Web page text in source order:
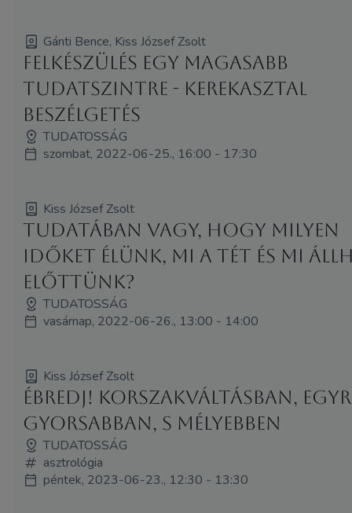
Gánti Bence, Kiss József Zsolt
Felkészülés egy magasabb
tudatszintre - kerekasztal
beszélgetés
TUDATOSSÁG
szombat, 2022-06-25., 16:00 - 17:30
Kiss József Zsolt
Tudatában vagy, hogy milyen
időket élünk, mi a tét és mi
előttünk?
TUDATOSSÁG
vasárnap, 2022-06-26., 13:00 - 14:00
Kiss József Zsolt
Ébredj! Korszakváltásban,
gyorsabban, s mélyebben
TUDATOSSÁG
asztrológia
péntek, 2023-06-23., 12:30 - 13:30